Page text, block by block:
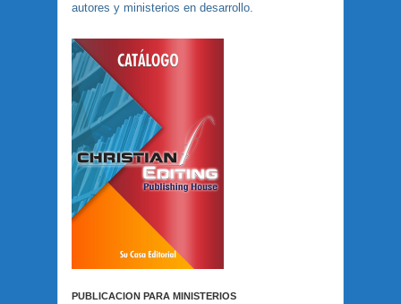
autores y ministerios en desarrollo.
PUBLICACION PARA MINISTERIOS